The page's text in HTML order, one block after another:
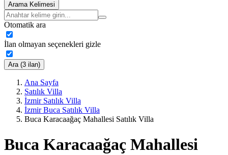
Arama Kelimesi
Otomatik ara
İlan olmayan seçenekleri gizle
Ara (3 ilan)
Ana Sayfa
Satılık Villa
İzmir Satılık Villa
İzmir Buca Satılık Villa
Buca Karacaağaç Mahallesi Satılık Villa
Buca Karacaağaç Mahallesi